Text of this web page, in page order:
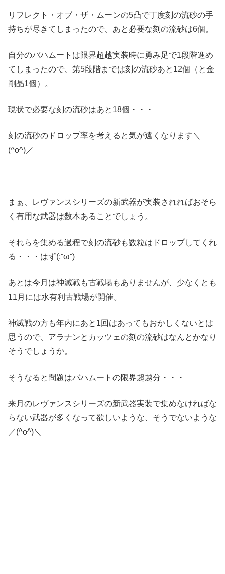
リフレクト・オブ・ザ・ムーンの5凸で丁度刻の流砂の手
持ちが尽きてしまったので、あと必要な刻の流砂は6個。
自分のバハムートは限界超越実装時に勇み足で1段階進め
てしまったので、第5段階までは刻の流砂あと12個（と金
剛晶1個）。
現状で必要な刻の流砂はあと18個・・・
刻の流砂のドロップ率を考えると気が遠くなります＼
(^o^)／
まぁ、レヴァンスシリーズの新武器が実装されればおそら
く有用な武器は数本あることでしょう。
それらを集める過程で刻の流砂も数粒はドロップしてくれ
る・・・はず(;˘ω˘)
あとは今月は神滅戦も古戦場もありませんが、少なくとも
11月には水有利古戦場が開催。
神滅戦の方も年内にあと1回はあってもおかしくないとは
思うので、アラナンとカッツェの刻の流砂はなんとかなり
そうでしょうか。
そうなると問題はバハムートの限界超越分・・・
来月のレヴァンスシリーズの新武器実装で集めなければな
らない武器が多くなって欲しいような、そうでないような
／(^o^)＼